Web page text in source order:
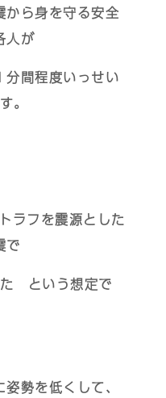
から身を守る安全
人が
分間程度いっせい
。
ラフを震源とした
で
という想定で
勢を低くして、